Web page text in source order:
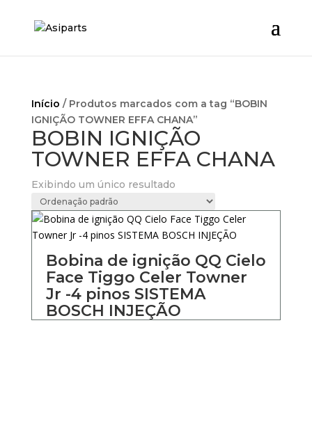
Início / Produtos marcados com a tag “BOBIN
IGNIÇÃO TOWNER EFFA CHANA”
BOBIN IGNIÇÃO
TOWNER EFFA CHANA
Exibindo um único resultado
Bobina de ignição QQ Cielo
Face Tiggo Celer Towner
Jr -4 pinos SISTEMA
BOSCH INJEÇÃO